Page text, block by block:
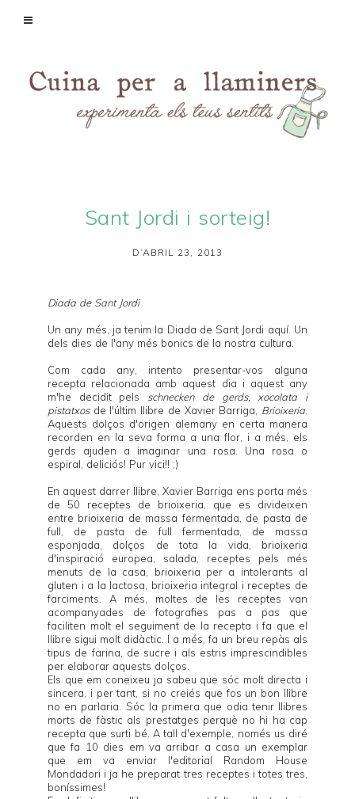
Sant Jordi i sorteig!
D’ABRIL 23, 2013
Diada de Sant Jordi
Un any més, ja tenim la Diada de Sant Jordi aquí. Un
dels dies de l'any més bonics de la nostra cultura.
Com cada any, intento presentar-vos alguna
recepta relacionada amb aquest dia i aquest any
m'he decidit pels schnecken de gerds, xocolata i
pistatxos de l'últim llibre de Xavier Barriga Brioixeria
Aquests dolços d'origen alemany en certa manera
recorden en la seva forma a una flor, i a més, els
gerds ajuden a imaginar una rosa. Una rosa o
espiral, deliciós! Pur vici!! ;)
En aquest darrer llibre, Xavier Barriga ens porta més
de 50 receptes de brioixeria, que es divideixen
entre brioixeria de massa fermentada, de pasta de
full, de pasta de full fermentada, de massa
esponjada, dolços de tota la vida, brioixeria
d'inspiració europea, salada, receptes pels més
menuts de la casa, brioixeria per a intolerants al
gluten i a la lactosa, brioixeria integral i receptes de
farciments. A més, moltes de les receptes van
acompanyades de fotografies pas a pas que
faciliten molt el seguiment de la recepta i fa que el
llibre sigui molt didàctic. I a més, fa un breu repàs als
tipus de farina, de sucre i als estris imprescindibles
per elaborar aquests dolços.
Els que em coneixeu ja sabeu que sóc molt directa i
sincera, i per tant, si no creiés que fos un bon llibre
no en parlaria. Sóc la primera que odia tenir llibres
morts de fàstic als prestatges perquè no hi ha cap
recepta que surti bé. A tall d'exemple, només us diré
que fa 10 dies em va arribar a casa un exemplar
que em va enviar l'editorial Random House
Mondadori i ja he preparat tres receptes i totes tres,
boníssimes!